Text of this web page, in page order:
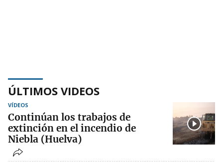
ÚLTIMOS VIDEOS
VÍDEOS
Continúan los trabajos de
extinción en el incendio de
Niebla (Huelva)